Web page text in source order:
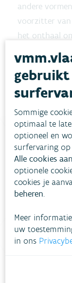
andere
voorzitter van
het onthaal
cliënt ook al
hem
te nemen in
Heb je
Bekijk het
Bel gratis
Sommige
optimaal te
optioneel en
surfervaring op
Alle cookies
optionele
cookies je
beheren.
Meer
uw
in ons